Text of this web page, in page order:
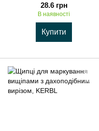
28.6 грн
В наявності
Купити